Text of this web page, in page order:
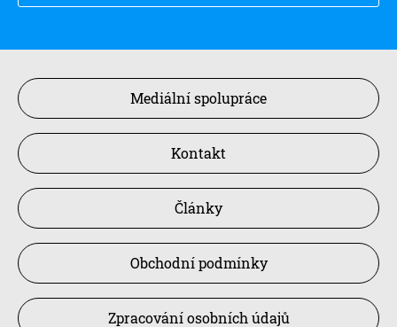
Mediální spolupráce
Kontakt
Články
Obchodní podmínky
Zpracování osobních údajů